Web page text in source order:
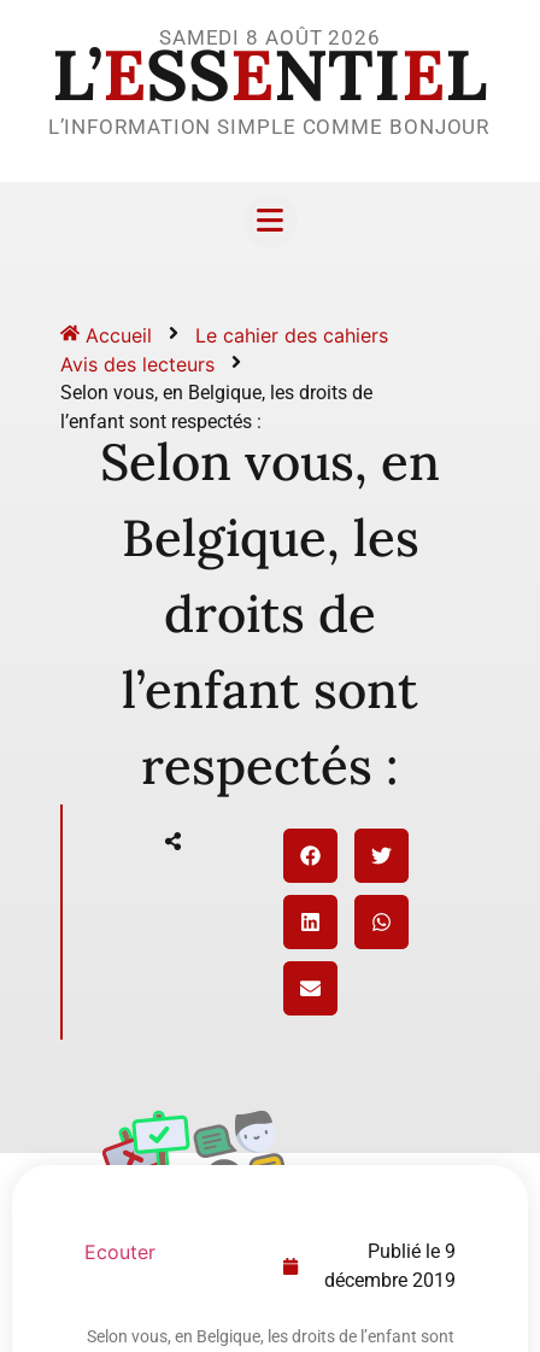
SAMEDI 8 AOÛT 2026
L’ESSENTIEL
L’INFORMATION SIMPLE COMME BONJOUR
Accueil
Le cahier des cahiers
Avis des lecteurs
Selon vous, en Belgique, les droits de
l’enfant sont respectés :
Selon vous, en
Belgique, les
droits de
l’enfant sont
respectés :
Ecouter Publié le 9
décembre 2019
Selon vous, en Belgique, les droits de l’enfant sont